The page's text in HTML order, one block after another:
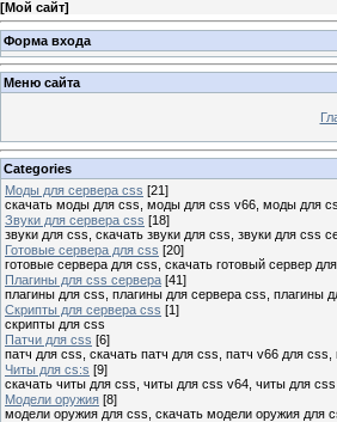
[Мой сайт]
Форма входа
Меню сайта
Categories
Моды для сервера css [21]
скачать моды для css, моды для css v66, моды для
Звуки для сервера сss [18]
звуки для css, скачать звуки для css, звуки для css
Готовые сервера для css [20]
готовые сервера для css, скачать готовый сервер
Плагины для css сервера [41]
плагины для css, плагины для сервера css, плагины
Скрипты для сервера css [1]
скрипты для css
Патчи для css [6]
патч для css, скачать патч для css, патч v66 для
Читы для cs:s [9]
скачать читы для css, читы для css v64, читы для
Модели оружия [8]
модели оружия для css, скачать модели оружия для